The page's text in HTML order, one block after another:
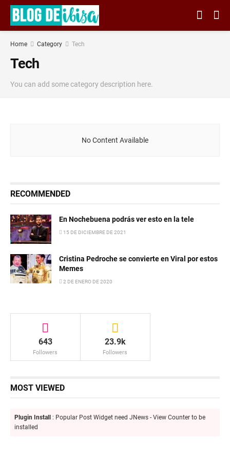
Home Category Tech
Tech
You can add some category description here.
No Content Available
RECOMMENDED
En Nochebuena podrás ver esto en la tele
15 DE DICIEMBRE DE 2021
Cristina Pedroche se convierte en Viral por estos
Memes
2 DE ENERO DE 2020
643
Followers
23.9k
Followers
MOST VIEWED
Plugin Install : Popular Post Widget need JNews - View Counter to be
installed